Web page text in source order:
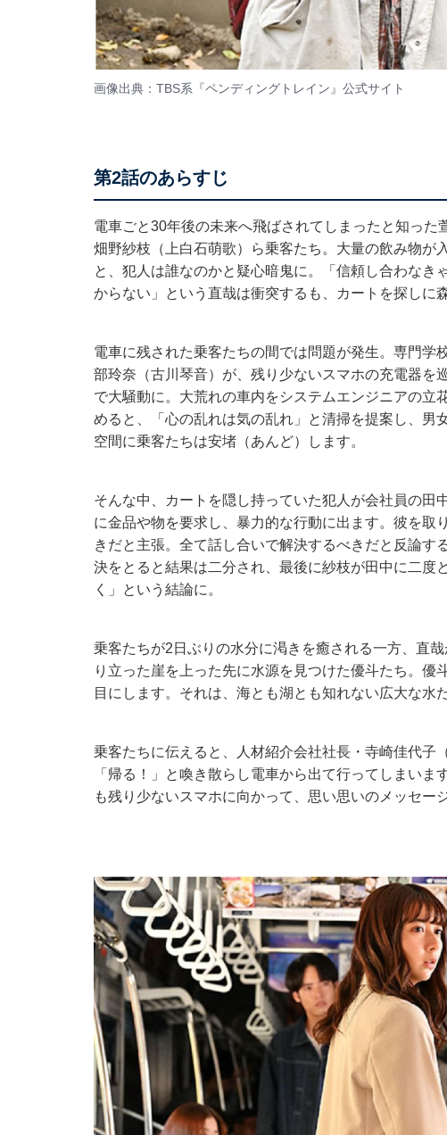
画像出典：TBS系『ペンディングトレイン』 公式サイト
第2話のあらすじ
電車ごと30年後の未来へ飛ばされてしまったと知った
畑野紗枝（上白石萌歌）ら乗客たち。大量の飲み物が
と、犯人は誰なのかと疑心暗鬼に。「信頼し合わなき
からない」という直哉は衝突するも、カートを探しに
電車に残された乗客たちの間では問題が発生。専門学
部玲奈（古川琴音）が、残り少ないスマホの充電器を
で大騒動に。大荒れの車内をシステムエンジニアの立
めると、「心の乱れは気の乱れ」と清掃を提案し、男
空間に乗客たちは安堵（あんど）します。
そんな中、カートを隠し持っていた犯人が会社員の田
に金品や物を要求し、暴力的な行動に出ます。彼を取
きだと主張。全て話し合いで解決するべきだと反論す
決をとると結果は二分され、最後に紗枝が田中に二度
く」という結論に。
乗客たちが2日ぶりの水分に渇きを癒される一方、直
り立った崖を上った先に水源を見つけた優斗たち。
目にします。それは、海とも湖とも知れない広大な水
乗客たちに伝えると、人材紹介会社社長・寺崎佳代子
「帰る！」と喚き散らし電車から出て行ってしまい
も残り少ないスマホに向かって、思い思いのメッセー